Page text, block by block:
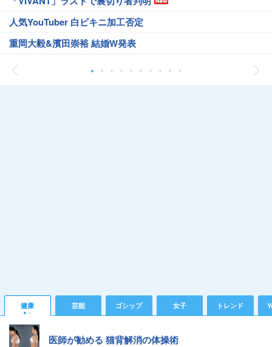
人気YouTuber 白ビキニ加工否定
重岡大毅&濱田崇裕 結婚W発表
健康 芸能 ゴシップ 女子 トレンド
医師が勧める 猫背解消の体操術